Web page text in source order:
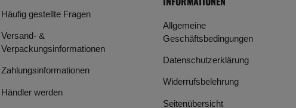
Häufig gestellte Fragen
Versand- &
Verpackungsinformationen
Zahlungsinformationen
Händler werden
Allgemeine
Geschäftsbedingungen
Datenschutzerklärung
Widerrufsbelehrung
Seitenübersicht